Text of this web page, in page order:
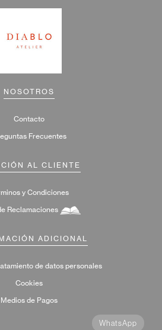
WhatsApp
NOSOTROS
Contacto
Frecuentes
AL CLIENTE
y Condiciones
Reclamaciones
ADICIONAL
de datos personales
Cookies
Medios de Pagos